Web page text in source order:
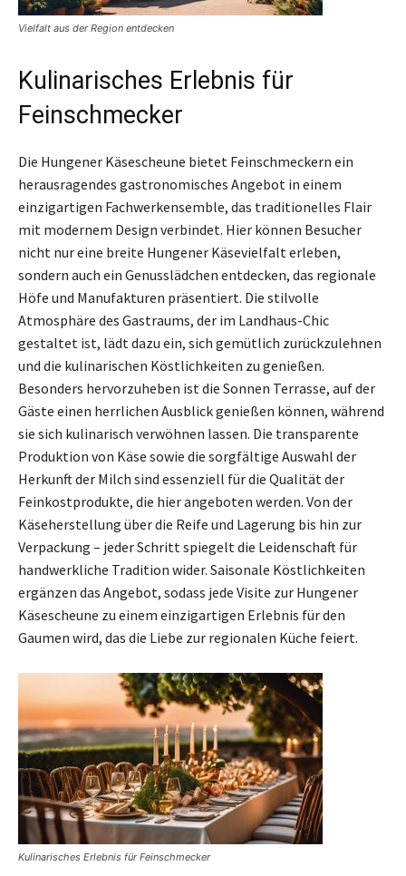
Vielfalt aus der Region entdecken
Kulinarisches Erlebnis für
Feinschmecker
Die Hungener Käsescheune bietet Feinschmeckern ein
herausragendes gastronomisches Angebot in einem
einzigartigen Fachwerkensemble, das traditionelles Flair
mit modernem Design verbindet. Hier können Besucher
nicht nur eine breite Hungener Käsevielfalt erleben,
sondern auch ein Genusslädchen entdecken, das regionale
Höfe und Manufakturen präsentiert. Die stilvolle
Atmosphäre des Gastraums, der im Landhaus-Chic
gestaltet ist, lädt dazu ein, sich gemütlich zurückzulehnen
und die kulinarischen Köstlichkeiten zu genießen.
Besonders hervorzuheben ist die Sonnen Terrasse, auf der
Gäste einen herrlichen Ausblick genießen können, während
sie sich kulinarisch verwöhnen lassen. Die transparente
Produktion von Käse sowie die sorgfältige Auswahl der
Herkunft der Milch sind essenziell für die Qualität der
Feinkostprodukte, die hier angeboten werden. Von der
Käseherstellung über die Reife und Lagerung bis hin zur
Verpackung – jeder Schritt spiegelt die Leidenschaft für
handwerkliche Tradition wider. Saisonale Köstlichkeiten
ergänzen das Angebot, sodass jede Visite zur Hungener
Käsescheune zu einem einzigartigen Erlebnis für den
Gaumen wird, das die Liebe zur regionalen Küche feiert.
Kulinarisches Erlebnis für Feinschmecker